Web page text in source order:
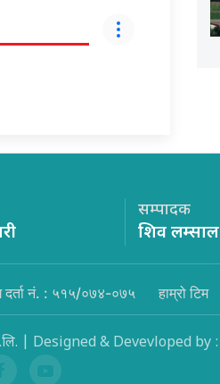
सम्पादक
शिव लम्साल
दर्ता नं. : ५१५/०७४-०७५ हाम्रो टिम
| Designed & Devevloped by :